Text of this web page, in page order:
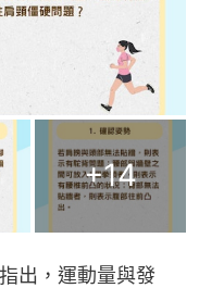
+14
出，運動量與發